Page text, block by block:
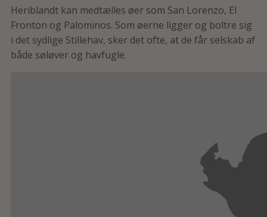
Heriblandt kan medtælles øer som San Lorenzo, El
Fronton og Palominos. Som øerne ligger og boltre sig
i det sydlige Stillehav, sker det ofte, at de får selskab af
både søløver og havfugle.